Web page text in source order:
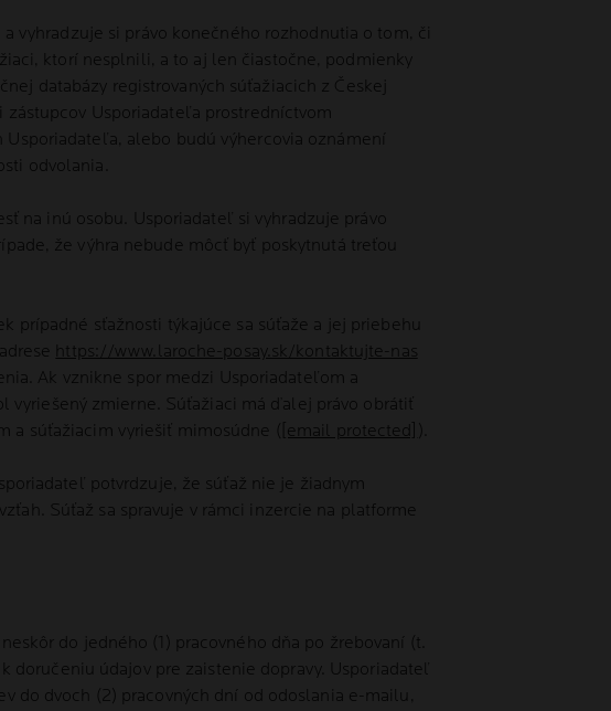
vyhradzuje si právo konečného rozhodnutia o tom, či
ktorí nesplnili, a to aj len čiastočne, podmienky
databázy registrovaných súťažiacich z Českej
zástupcov Usporiadateľa prostredníctvom
alebo budú výhercovia oznámení
odvolania.
na inú osobu. Usporiadateľ si vyhradzuje právo
že výhra nebude môcť byť poskytnutá treťou
prípadné sťažnosti týkajúce sa súťaže a jej priebehu
https://www.laroche-posay.sk/kontaktujte-nas
Ak vznikne spor medzi Usporiadateľom a
vyriešený zmierne. Súťažiaci má ďalej právo obrátiť
a súťažiacim vyriešiť mimosúdne ( [email protected] ).
potvrdzuje, že súťaž nie je žiadnym
Súťaž sa spravuje v rámci inzercie na platforme
do jedného (1) pracovného dňa po žrebovaní (t.
doručeniu údajov pre zaistenie dopravy. Usporiadateľ
do dvoch (2) pracovných dní od odoslania e-mailu,